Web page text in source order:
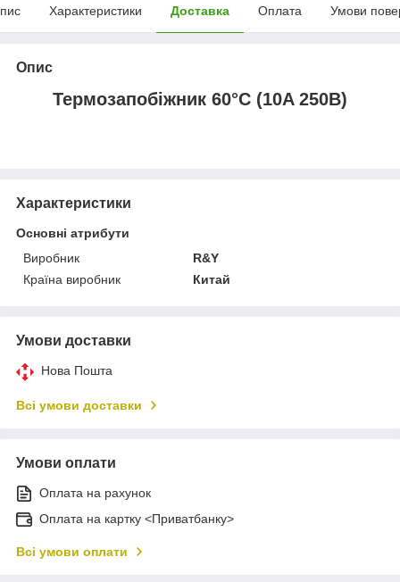
Характеристики Доставка Оплата Умови
Опис
Термозапобіжник 60°C (10A 250В)
Характеристики
Основні атрибути
Виробник
R&Y
Країна виробник
Китай
Умови доставки
Нова Пошта
Всі умови доставки
Умови оплати
Оплата на рахунок
Оплата на картку <Приватбанку>
Всі умови оплати